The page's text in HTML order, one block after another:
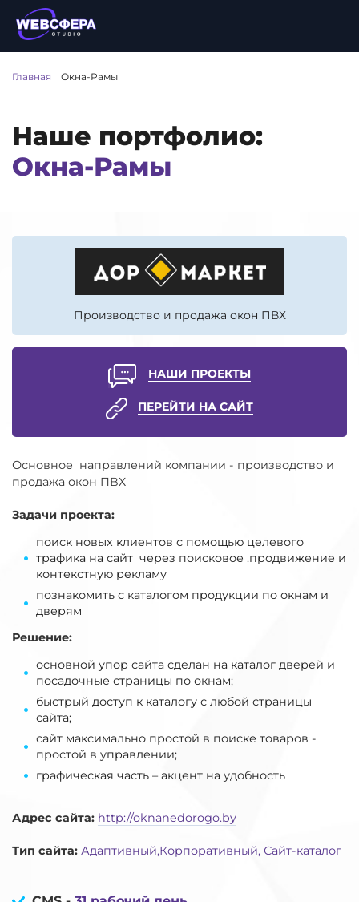
Главная Окна-Рамы
Наше портфолио:
Окна-Рамы
Производство и продажа окон ПВХ
НАШИ ПРОЕКТЫ
ПЕРЕЙТИ НА САЙТ
Основное направлений компании - производство и
продажа окон ПВХ
Задачи проекта:
поиск новых клиентов с помощью целевого
трафика на сайт через поисковое .продвижение и
контекстную рекламу
познакомить с каталогом продукции по окнам и
дверям
Решение:
основной упор сайта сделан на каталог дверей и
посадочные страницы по окнам;
быстрый доступ к каталогу с любой страницы
сайта;
сайт максимально простой в поиске товаров -
простой в управлении;
графическая часть – акцент на удобность
Адрес сайта: http://oknanedorogo.by
Тип сайта: Адаптивный,Корпоративный, Сайт-каталог